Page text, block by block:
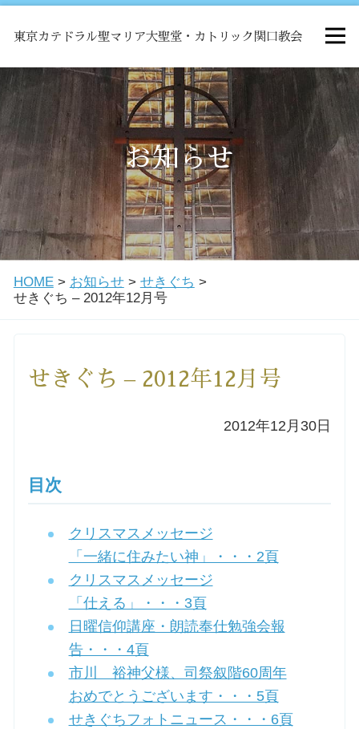
東京カテドラル聖マリア大聖堂・カトリック関口教会
HOME
ミサ
お知らせ
関口教会について
教会学校・中高生会
洗礼を希望される方
小池神父の講座
森田神父の講座
三田助祭の講座
お知らせ
HOME> お知らせ> せきぐち >
せきぐち – 2012年12月号
せきぐち – 2012年12月号
2012年12月30日
目次
クリスマスメッセージ
「一緒に住みたい神」・・・2頁
クリスマスメッセージ
「仕える」・・・3頁
日曜信仰講座・朗読奉仕勉強会報
告・・・4頁
市川 裕神父様、司祭叙階60周年
おめでとうございます・・・5頁
せきぐちフォトニュース・・・6頁